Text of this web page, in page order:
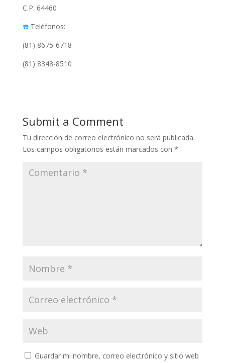
C.P. 64460
☎️Teléfonos:
(81) 8675-6718
(81) 8348-8510
Submit a Comment
Tu dirección de correo electrónico no será publicada.
Los campos obligatorios están marcados con *
Guardar mi nombre, correo electrónico y sitio web